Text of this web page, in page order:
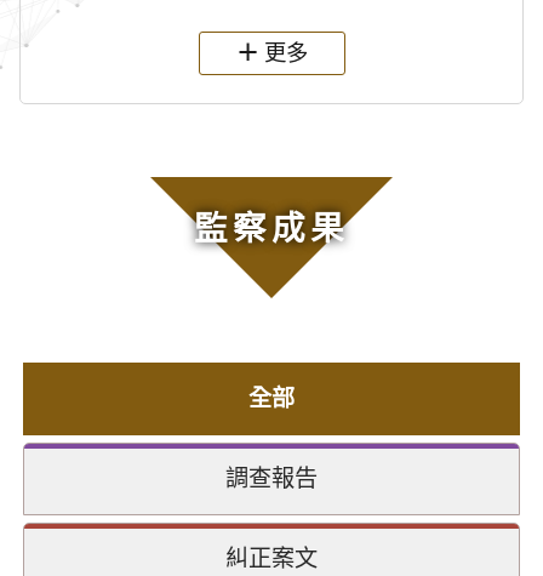
更多
監察成果
全部
調查報告
糾正案文